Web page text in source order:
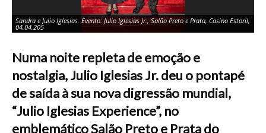
Sandra e Julio Iglesias. Evento: Julio Iglesias Jr., Salão Preto e Prata, Casino Estoril,
04.04.205
Numa noite repleta de emoção e
nostalgia, Julio Iglesias Jr. deu o pontapé
de saída à sua nova digressão mundial,
“Julio Iglesias Experience”, no
emblemático Salão Preto e Prata do